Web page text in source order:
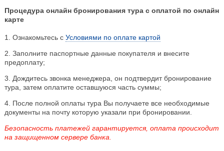
Процедура онлайн бронирования тура с оплатой по онлайн
карте
1. Ознакомьтесь с Условиями по оплате картой
2. Заполните паспортные данные покупателя и внесите
предоплату;
3. Дождитесь звонка менеджера, он подтвердит бронирование
тура, затем оплатите оставшуюся часть суммы;
4. После полной оплаты тура Вы получаете все необходимые
документы на почту которую указали при бронировании.
Безопасность платежей гарантируется, оплата происходит
на защищенном сервере банка.